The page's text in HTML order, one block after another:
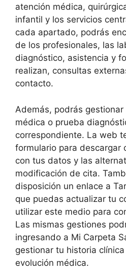
atención médica,
infantil y los servicios
cada apartado, podrás
de los profesionales, las
diagnóstico, asistencia y
realizan, consultas
contacto.
Además, podrás
médica o prueba
correspondiente. La web
formulario para descargar
con tus datos y las
modificación de cita.
disposición un enlace a
que puedas actualizar tu
utilizar este medio para
Las mismas gestiones
ingresando a Mi Carpeta
gestionar tu historia
evolución médica.